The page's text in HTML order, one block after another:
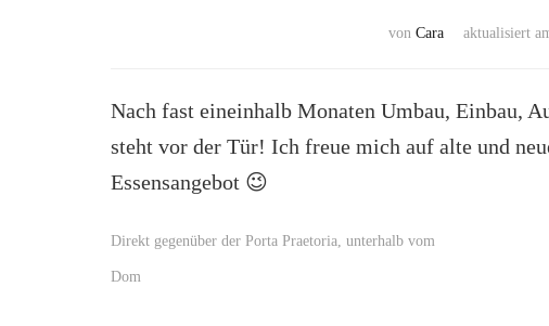
von Cara aktualisiert
Nach fast eineinhalb Monaten Umbau, Einbau,
steht vor der Tür! Ich freue mich auf alte und
Essensangebot 😉
Direkt gegenüber der Porta Praetoria, unterhalb vom
Dom